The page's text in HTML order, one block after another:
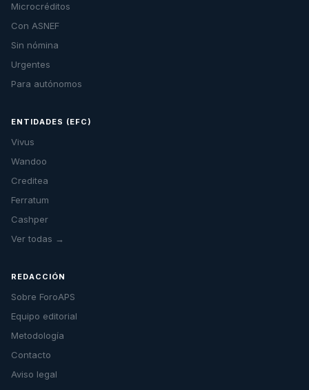
Microcréditos
Con ASNEF
Sin nómina
Urgentes
Para autónomos
ENTIDADES (EFC)
Vivus
Wandoo
Creditea
Ferratum
Cashper
Ver todas →
REDACCIÓN
Sobre ForoAPS
Equipo editorial
Metodología
Contacto
Aviso legal